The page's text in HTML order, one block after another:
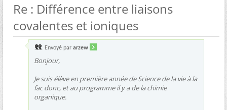
Re : Différence entre liaisons
covalentes et ioniques
Envoyé par arzew
Bonjour,
Je suis élève en première année de Science de la vie à la
fac donc, et au programme il y a de la chimie
organique.